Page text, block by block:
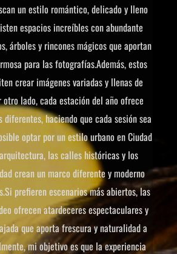
un estilo romántico, delicado y lleno
espacios increíbles con abundante
árboles y rincones mágicos que aportan
para las fotografías.Además, estos
crear imágenes variadas y llenas de
otro lado, cada estación del año ofrece
haciendo que cada sesión sea
optar por un estilo urbano en Ciudad
las calles históricas y los
crean un marco diferente y moderno
prefieren escenarios más abiertos, las
ofrecen atardeceres espectaculares y
que aporta frescura y naturalidad a
mi objetivo es que la experiencia